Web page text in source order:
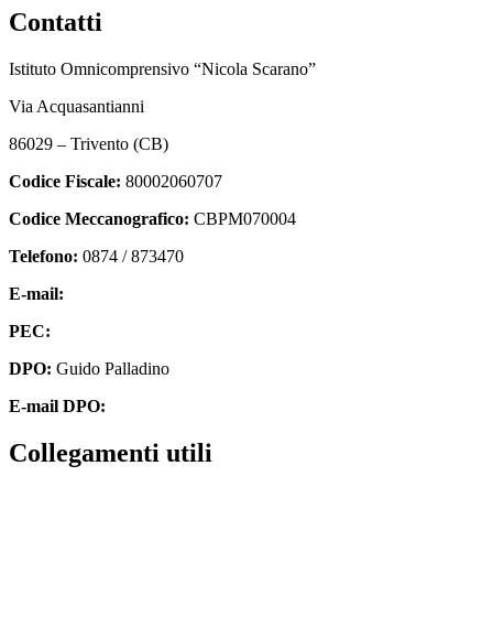
Contatti
Istituto Omnicomprensivo “Nicola Scarano”
Via Acquasantianni
86029 – Trivento (CB)
Codice Fiscale: 80002060707
Codice Meccanografico: CBPM070004
Telefono: 0874 / 873470
E-mail:
PEC:
DPO: Guido Palladino
E-mail DPO:
Collegamenti utili